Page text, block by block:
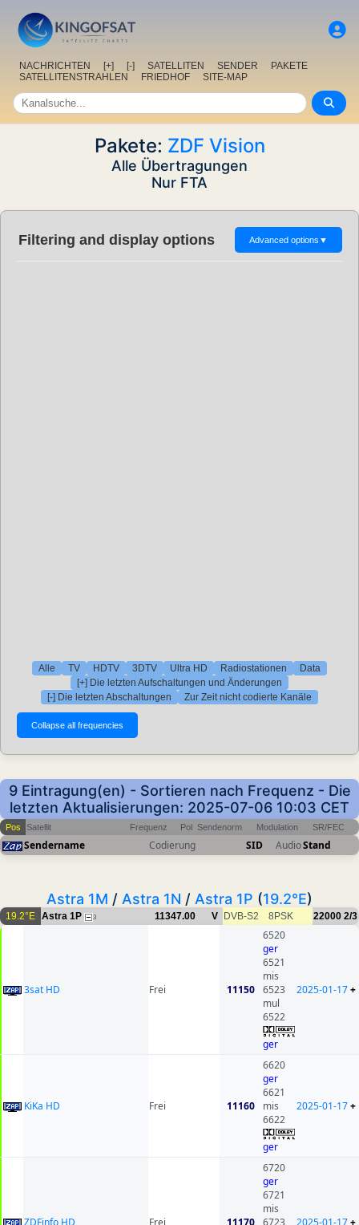
NACHRICHTEN [+] [-] SATELLITEN SENDER
PAKETE
SATELLITENSTRAHLEN
FRIEDHOF SITE-MAP
Pakete: ZDF Vision
Alle Übertragungen
Nur FTA
Filtering and display options Advanced options ▼
Alle TV HDTV 3DTV Ultra HD Radiostationen
Data
[+] Die letzten Aufschaltungen und Änderungen
[-] Die letzten Abschaltungen
Zur Zeit nicht codierte Kanäle
9 Eintragung(en) - Sortieren nach Frequenz - Die
letzten Aktualisierungen: 2025-07-06 10:03 CET
Pos Satellit Frequenz Pol Sendenorm Modulation SR/FEC
Sendername Codierung SID AudioStand
Astra 1M / Astra 1N / Astra 1P (19.2°E)
19.2°E Astra 1P 3 11347.00 V DVB-S2 8PSK 22000 2/3
3sat HD Frei 11150
6520
ger
6521
mis
6523
mul
6522
ger
2025-01-17+
KiKa HD Frei 11160
6620
ger
6621
mis
6622
ger
2025-01-17+
6720
ger
6721
mis